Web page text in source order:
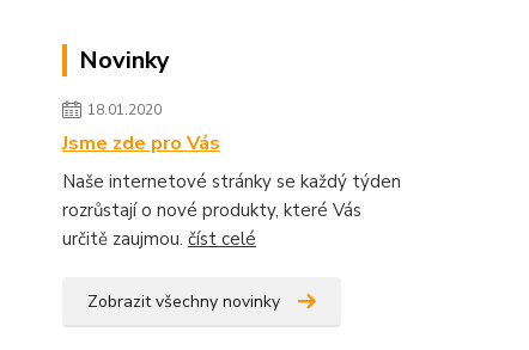
Novinky
18.01.2020
Jsme zde pro Vás
Naše internetové stránky se každý týden
rozrůstají o nové produkty, které Vás
určitě zaujmou. číst celé
Zobrazit všechny novinky